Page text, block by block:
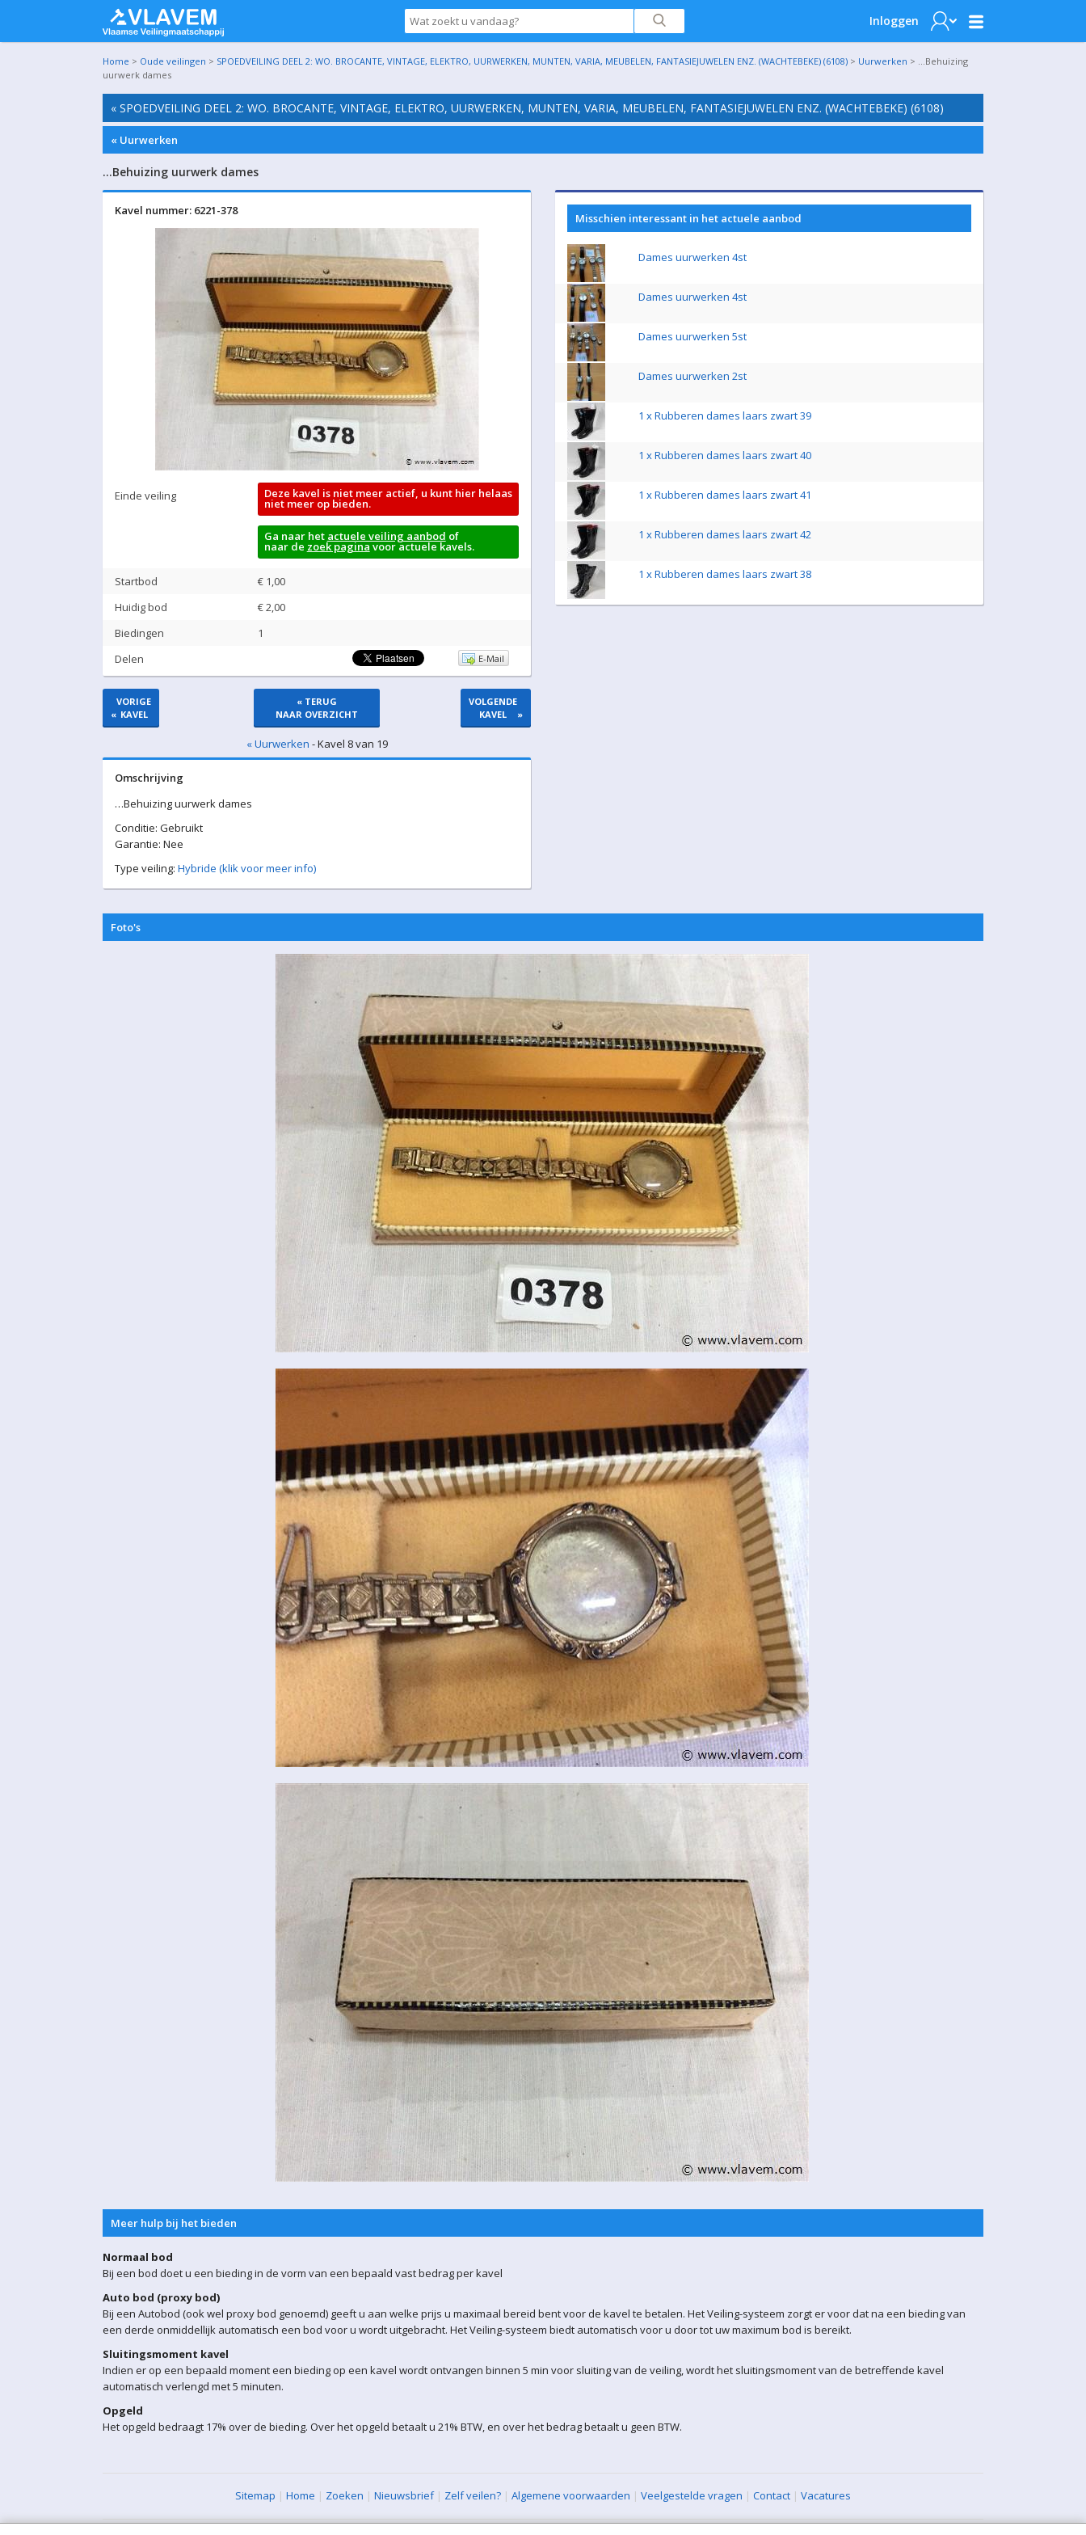
Inloggen
Home > Oude veilingen > SPOEDVEILING DEEL 2: WO. BROCANTE, VINTAGE, ELEKTRO, UURWERKEN, MUNTEN, VARIA, MEUBELEN, FANTASIEJUWELEN ENZ. (WACHTEBEKE) (6108) > Uurwerken > …Behuizing
uurwerk dames
« SPOEDVEILING DEEL 2: WO. BROCANTE, VINTAGE, ELEKTRO, UURWERKEN, MUNTEN, VARIA, MEUBELEN, FANTASIEJUWELEN ENZ. (WACHTEBEKE) (6108)
« Uurwerken
…Behuizing uurwerk dames
Kavel nummer: 6221-378
Einde veiling Deze kavel is niet meer actief, u kunt hier helaas
niet meer op bieden.
Ga naar het actuele veiling aanbod of
naar de zoek paginavoor actuele kavels.
Startbod
€ 1,00
Huidig bod
€2,00
Biedingen
1
Delen
E-Mail
«
VORIGE
KAVEL
« TERUG
NAAR OVERZICHT
VOLGENDE
KAVEL
»
« Uurwerken - Kavel 8 van 19
Omschrijving
…Behuizing uurwerk dames
Conditie: Gebruikt
Garantie: Nee
Type veiling: Hybride (klik voor meer info)
Misschien interessant in het actuele aanbod
Dames uurwerken 4st
Dames uurwerken 4st
Dames uurwerken 5st
Dames uurwerken 2st
1 x Rubberen dames laars zwart 39
1 x Rubberen dames laars zwart 40
1 x Rubberen dames laars zwart 41
1 x Rubberen dames laars zwart 42
1 x Rubberen dames laars zwart 38
Foto's
Meer hulp bij het bieden
Normaal bod
Bij een bod doet u een bieding in de vorm van een bepaald vast bedrag per kavel
Auto bod (proxy bod)
Bij een Autobod (ook wel proxy bod genoemd) geeft u aan welke prijs u maximaal bereid bent voor de kavel te betalen. Het Veiling-systeem zorgt er voor dat na een bieding van
een derde onmiddellijk automatisch een bod voor u wordt uitgebracht. Het Veiling-systeem biedt automatisch voor u door tot uw maximum bod is bereikt.
Sluitingsmoment kavel
Indien er op een bepaald moment een bieding op een kavel wordt ontvangen binnen 5 min voor sluiting van de veiling, wordt het sluitingsmoment van de betreffende kavel
automatisch verlengd met 5 minuten.
Opgeld
Het opgeld bedraagt 17% over de bieding. Over het opgeld betaalt u 21% BTW, en over het bedrag betaalt u geen BTW.
Sitemap | Home | Zoeken | Nieuwsbrief| Zelf veilen? | Algemene voorwaarden | Veelgestelde vragen | Contact | Vacatures